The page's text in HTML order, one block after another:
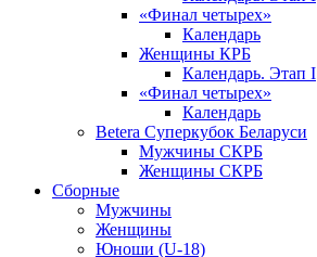
«Финал четырех»
Календарь
Женщины КРБ
Календарь. Этап I
«Финал четырех»
Календарь
Betera Суперкубок Беларуси
Мужчины СКРБ
Женщины СКРБ
Сборные
Мужчины
Женщины
Юноши (U-18)